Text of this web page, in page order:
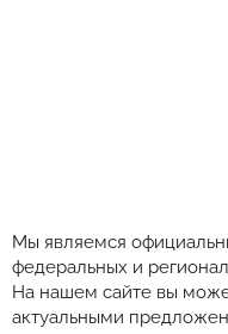
Мы являемся
федеральных и
На нашем сайте вы
актуальными